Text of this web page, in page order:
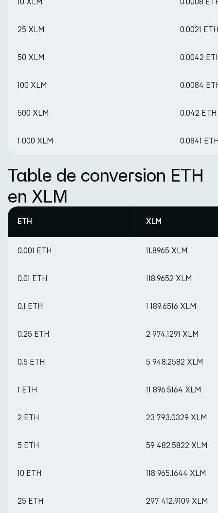
25 XLM 0.0021
50 XLM 0.0042
100 XLM 0.0084
500 XLM 0.042 ETH
1 000 XLM 0.0841
Table de conversion ETH
en XLM
ETH XLM
0.001 ETH 11.8965 XLM
0.01 ETH 118.9652 XLM
0.1 ETH 1 189.6516 XLM
0.25 ETH 2 974.1291 XLM
0.5 ETH 5 948.2582 XLM
1 ETH 11 896.5164 XLM
2 ETH 23 793.0329 XLM
5 ETH 59 482.5822 XLM
10 ETH 118 965.1644 XLM
25 ETH 297 412.9109 XLM